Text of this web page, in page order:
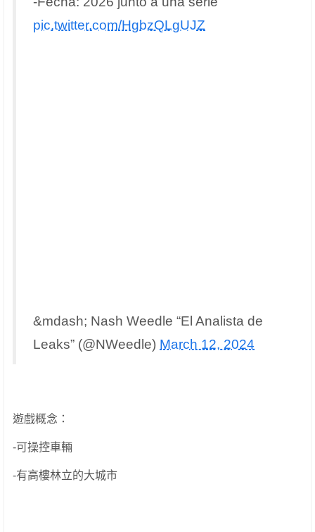
pic.twitter.com/HgbzQLgUJZ
&mdash; Nash Weedle “El Analista de
Leaks” (@NWeedle) March 12, 2024
遊戲概念：
-可操控車輛
-有高樓林立的大城市